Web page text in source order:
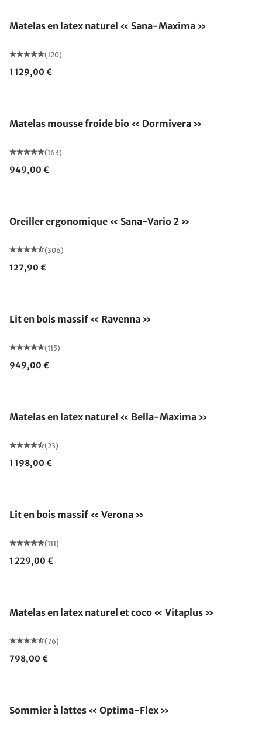
Matelas en latex naturel « Sana-Maxima »
(120)
1 129,00 €
Matelas mousse froide bio « Dormivera »
(163)
949,00 €
Oreiller ergonomique « Sana-Vario 2 »
(306)
127,90 €
Lit en bois massif « Ravenna »
(115)
949,00 €
Matelas en latex naturel « Bella-Maxima »
(23)
1 198,00 €
Lit en bois massif « Verona »
(111)
1 229,00 €
Matelas en latex naturel et coco « Vitaplus »
(76)
798,00 €
Sommier à lattes « Optima-Flex »